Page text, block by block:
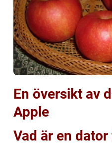
En översikt av
Apple
Vad är en